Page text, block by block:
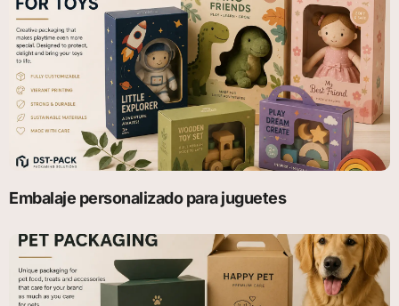
Embalaje personalizado para juguetes